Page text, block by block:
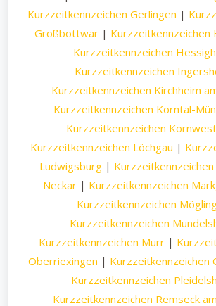
Kurzzeitkennzeichen Gerlingen |
Großbottwar| Kurzzeitkennzeichen
Kurzzeitkennzeichen
Kurzzeitkennzeichen
Kurzzeitkennzeichen Kirchheim
Kurzzeitkennzeichen Korntal-
Kurzzeitkennzeichen
Kurzzeitkennzeichen Löchgau |
Ludwigsburg |
Neckar| Kurzzeitkennzeichen
Kurzzeitkennzeichen
Kurzzeitkennzeichen
Kurzzeitkennzeichen Murr |
Oberriexingen | Kurzzeitkennzeichen
Kurzzeitkennzeichen
Kurzzeitkennzeichen Remseck